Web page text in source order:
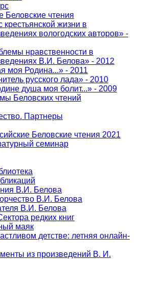
Беловские чтения
крестьянской жизни в
вологодских авторов» -
нравственности в
В.И. Белова» - 2012
моя Родина...» - 2011
русского лада» - 2010
душа моя болит...» - 2009
Беловских чтений
Партнеры
Беловские чтения 2021
семинар
В.И. Белова
В.И. Белова
В.И. Белова
редких книг
маяк
детстве: летняя онлайн-
из произведений В. И.